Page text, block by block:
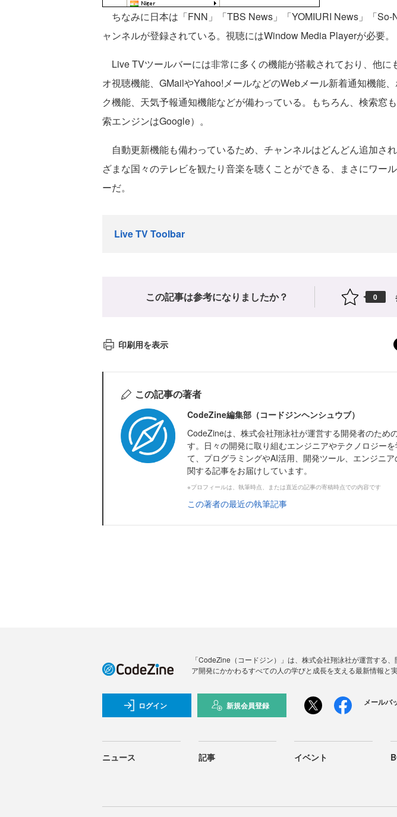
ちなみに日本は「FNN」「TBS News」「YOMIURI News」「So-
ャンネルが登録されている。視聴にはWindow Media Playerが必要。
Live TVツールバーには非常に多くの機能が搭載されており、他に
オ視聴機能、GMailやYahoo!メールなどのWebメール新着通知機能
ク機能、天気予報通知機能などが備わっている。もちろん、検索窓
索エンジンはGoogle）。
自動更新機能も備わっているため、チャンネルはどんどん追加さ
ざまな国々のテレビを観たり音楽を聴くことができる、まさにワー
ーだ。
Live TV Toolbar
この記事は参考になりましたか？ 0
印刷用を表示
この記事の著者
CodeZine編集部（コードジンヘンシュウブ）
CodeZineは、株式会社翔泳社が運営する開発者のため
す。日々の開発に取り組むエンジニアやテクノロジー
て、プログラミングやAI活用、開発ツール、エンジニ
関する記事をお届けしています。
※プロフィールは、執筆時点、または直近の記事の寄稿時点での内容です
この著者の最近の執筆記事
「CodeZine（コードジン）」は、株式会社翔泳社が運営する
ア開発にかかわるすべての人の学びと成長を支える最新情報と
ログイン 新規会員登録 メールバ
ニュース 記事 イベント